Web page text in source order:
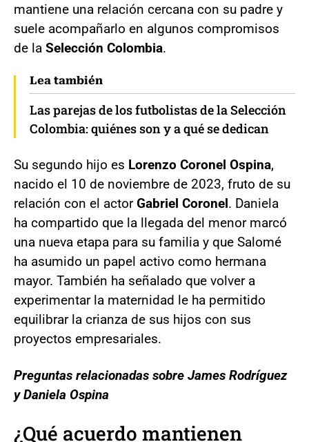
mantiene una relación cercana con su padre y
suele acompañarlo en algunos compromisos
de la Selección Colombia.
Lea también
Las parejas de los futbolistas de la Selección
Colombia: quiénes son y a qué se dedican
Su segundo hijo es Lorenzo Coronel Ospina,
nacido el 10 de noviembre de 2023, fruto de su
relación con el actorGabriel Coronel. Daniela
ha compartido que la llegada del menor marcó
una nueva etapa para su familia y que Salomé
ha asumido un papel activo como hermana
mayor. También ha señalado que volver a
experimentar la maternidad le ha permitido
equilibrar la crianza de sus hijos con sus
proyectos empresariales.
Preguntas relacionadas sobre James Rodríguez
y Daniela Ospina
¿Qué acuerdo mantienen